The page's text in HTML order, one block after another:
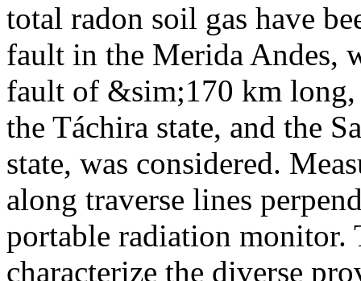
total radon soil gas have
fault in the Merida Andes,
fault of &sim;170 km
the Táchira state, and the
state, was considered.
along traverse lines
portable radiation
characterize the diverse